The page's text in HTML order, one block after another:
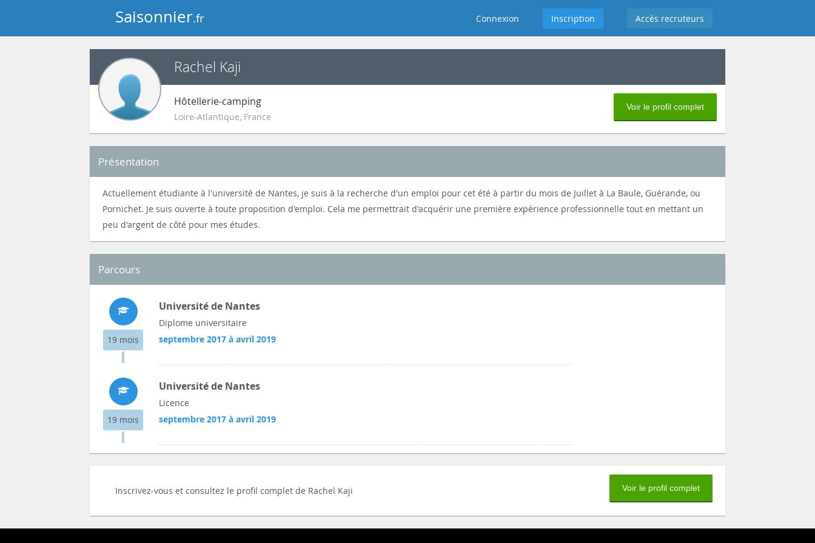
Saisonnier.fr Connexion Inscription Accès recruteurs
Rachel Kaji
Hôtellerie-camping
Loire-Atlantique, France
Voir le profil complet
Présentation
Actuellement étudiante à l'université de Nantes, je suis à la recherche d'un emploi pour cet été à partir du mois de Juillet à La Baule, Guérande, ou
Pornichet. Je suis ouverte à toute proposition d'emploi. Cela me permettrait d'acquérir une première expérience professionnelle tout en mettant un
peu d'argent de côté pour mes études.
Parcours
19 mois
Université de Nantes
Diplome universitaire
septembre 2017 à avril 2019
19 mois
Université de Nantes
Licence
septembre 2017 à avril 2019
Inscrivez-vous et consultez le profil complet de Rachel Kaji Voir le profil complet